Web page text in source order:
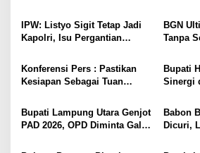
p
o
s
Pariwisata Menggeliat
IPW: Listyo Sigit Tetap Jadi
Kapolri, Isu Pergantian
Kawanan Febrie Adriansyah
BGN
Tanpa
Konferensi Pers : Pastikan
Kesiapan Sebagai Tuan
Tiga Venue Pelaksanaan
Soeratin Cup Piala Gubernur
Lampung
Bupati
Sinergi
Mudah
Bupati Lampung Utara Genjot
PAD 2026, OPD Diminta Gali
hingga Optimalkan PBB-P2
Babon
Dicuri,
Gang